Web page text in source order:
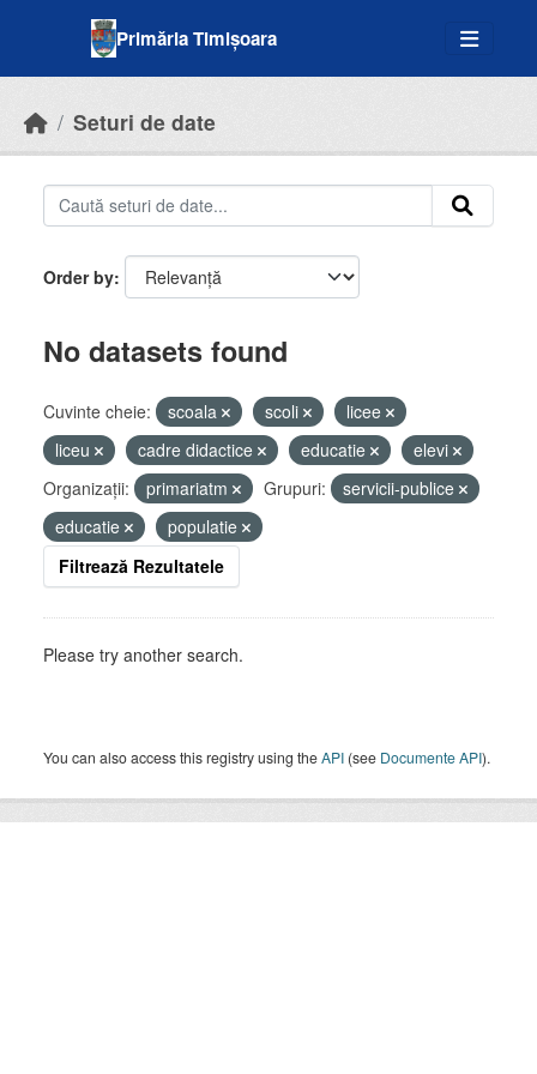
Primăria Timișoara
Seturi de date
Order by
No datasets found
Cuvinte cheie: scoala scoli
licee
liceu
cadre didactice educatie
elevi
Organizații:
primariatm Grupuri:
servicii-publice
educatie
populatie
Filtrează Rezultatele
Please try another search.
You can also access this registry using theAPI (see Documente API).